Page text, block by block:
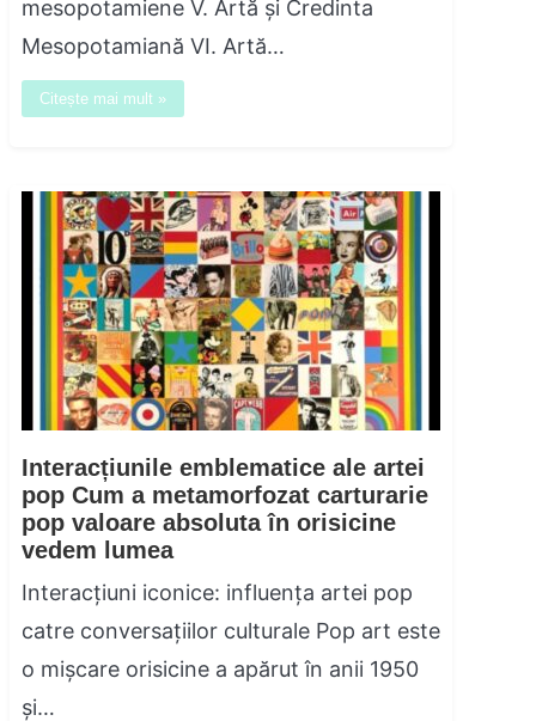
mesopotamiene V. Artă şi Credinta
Mesopotamiană VI. Artă…
Citește mai mult »
Interacțiunile emblematice ale artei
pop Cum a metamorfozat carturarie
pop valoare absoluta în orisicine
vedem lumea
Interacțiuni iconice: influența artei pop
catre conversațiilor culturale Pop art este
o mișcare orisicine a apărut în anii 1950
și…